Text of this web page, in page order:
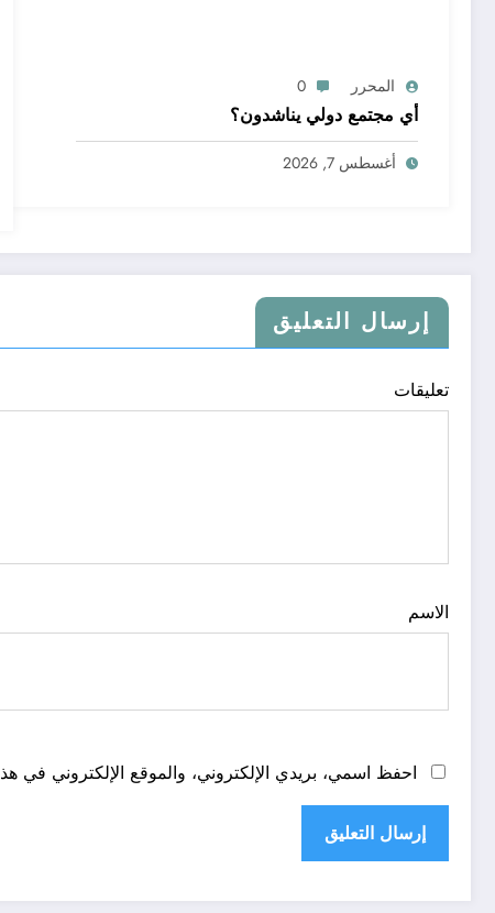
المحرر 0
أي مجتمع دولي يناشدون؟
أغسطس 7, 2026
إرسال التعليق
تعليقات
الاسم
احفظ اسمي، بريدي الإلكتروني، والموقع الإلكتروني في